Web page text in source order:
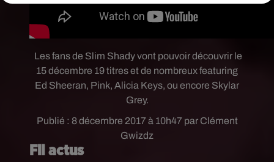
Publié : 8 décembre 2017 à 10h47 par Clément
Gwizdz
Les fans de Slim Shady vont pouvoir découvrir le
15 décembre 19 titres et de nombreux featuring
Ed Sheeran, Pink, Alicia Keys, ou encore Skylar
Grey.
Fil actus